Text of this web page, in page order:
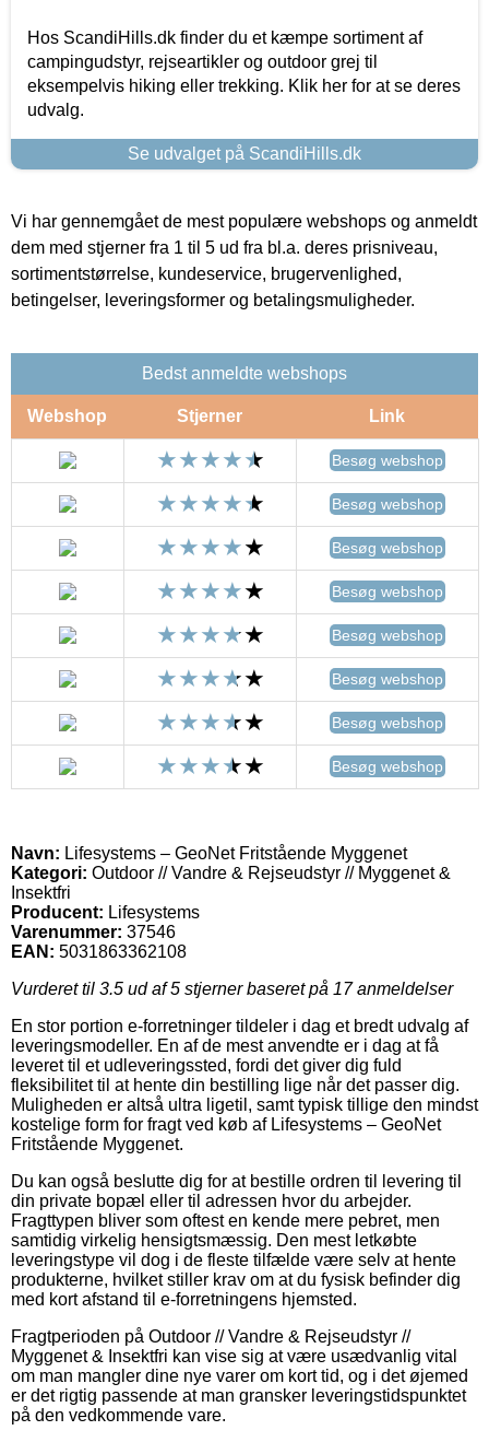
Hos ScandiHills.dk finder du et kæmpe sortiment af
campingudstyr, rejseartikler og outdoor grej til
eksempelvis hiking eller trekking. Klik her for at se deres
udvalg.
Se udvalget på ScandiHills.dk
Vi har gennemgået de mest populære webshops og anmeldt
dem med stjerner fra 1 til 5 ud fra bl.a. deres prisniveau,
sortimentstørrelse, kundeservice, brugervenlighed,
betingelser, leveringsformer og betalingsmuligheder.
Bedst anmeldte webshops
Webshop Stjerner Link
Besøg webshop
Besøg webshop
Besøg webshop
Besøg webshop
Besøg webshop
Besøg webshop
Besøg webshop
Besøg webshop
Navn: Lifesystems – GeoNet Fritstående Myggenet
Kategori: Outdoor // Vandre & Rejseudstyr // Myggenet &
Insektfri
Producent: Lifesystems
Varenummer: 37546
EAN: 5031863362108
Vurderet til 3.5 ud af 5 stjerner baseret på 17anmeldelser
En stor portion e-forretninger tildeler i dag et bredt udvalg af
leveringsmodeller. En af de mest anvendte er i dag at få
leveret til et udleveringssted, fordi det giver dig fuld
fleksibilitet til at hente din bestilling lige når det passer dig.
Muligheden er altså ultra ligetil, samt typisk tillige den mindst
kostelige form for fragt ved køb af Lifesystems – GeoNet
Fritstående Myggenet.
Du kan også beslutte dig for at bestille ordren til levering til
din private bopæl eller til adressen hvor du arbejder.
Fragttypen bliver som oftest en kende mere pebret, men
samtidig virkelig hensigtsmæssig. Den mest letkøbte
leveringstype vil dog i de fleste tilfælde være selv at hente
produkterne, hvilket stiller krav om at du fysisk befinder dig
med kort afstand til e-forretningens hjemsted.
Fragtperioden på Outdoor // Vandre & Rejseudstyr //
Myggenet & Insektfri kan vise sig at være usædvanlig vital
om man mangler dine nye varer om kort tid, og i det øjemed
er det rigtig passende at man gransker leveringstidspunktet
på den vedkommende vare.